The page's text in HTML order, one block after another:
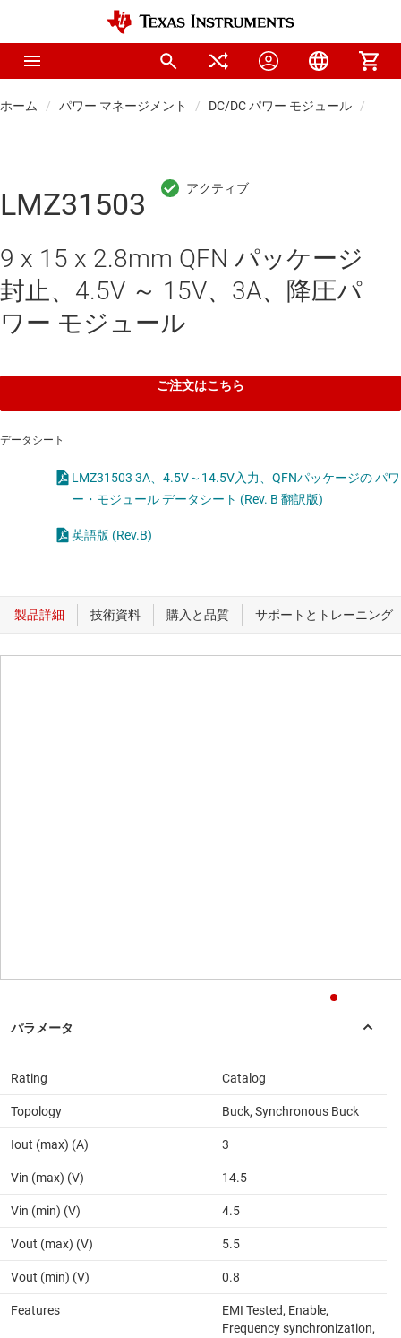
ホーム パワー マネージメント DC/DC パワー モジュール
LMZ31503
9 x 15 x 2.8mm QFN パッケージ
封止、4.5V ～ 15V、3A、降圧パ
ワー モジュール
ご注文はこちら
データシート
LMZ31503 3A、4.5V～14.5V入力、QFNパッケージの パワ
ー・モジュール データシート (Rev. B 翻訳版)
英語版 (Rev.B)
Rating Catalog
Topology Buck, Synchronous Buck
Iout (max) (A) 3
Vin (max) (V) 14.5
Vin (min) (V) 4.5
Vout (max) (V) 5.5
Vout (min) (V) 0.8
Features
EMI Tested, Enable,
Frequency synchronization,